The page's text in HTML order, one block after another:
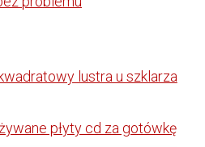
lustra u szklarza
płyty cd za gotówkę